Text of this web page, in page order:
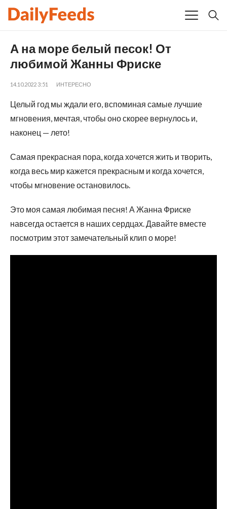
А на море белый песок! От
любимой Жанны Фриске
14.10.2022 3:51 ИНТЕРЕСНО
Целый год мы ждали его, вспоминая самые лучшие
мгновения, мечтая, чтобы оно скорее вернулось и,
наконец — лето!
Самая прекрасная пора, когда хочется жить и творить,
когда весь мир кажется прекрасным и когда хочется,
чтобы мгновение остановилось.
Это моя самая любимая песня! А Жанна Фриске
навсегда остается в наших сердцах. Давайте вместе
посмотрим этот замечательный клип о море!